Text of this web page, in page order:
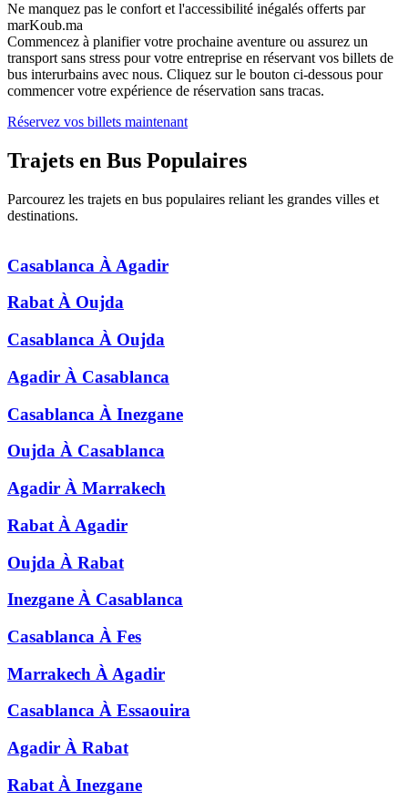
Ne manquez pas le confort et l'accessibilité inégalés offerts par
marKoub.ma
Commencez à planifier votre prochaine aventure ou assurez un
transport sans stress pour votre entreprise en réservant vos billets de
bus interurbains avec nous. Cliquez sur le bouton ci-dessous pour
commencer votre expérience de réservation sans tracas.
Réservez vos billets maintenant
Trajets en Bus Populaires
Parcourez les trajets en bus populaires reliant les grandes villes et
destinations.
Casablanca À Agadir
Rabat À Oujda
Casablanca À Oujda
Agadir À Casablanca
Casablanca À Inezgane
Oujda À Casablanca
Agadir À Marrakech
Rabat À Agadir
Oujda À Rabat
Inezgane À Casablanca
Casablanca À Fes
Marrakech À Agadir
Casablanca À Essaouira
Agadir À Rabat
Rabat À Inezgane